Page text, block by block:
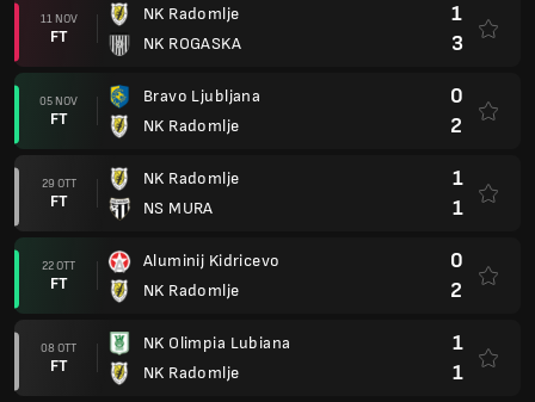
11 NOV
FT
NK Radomlje
NK ROGASKA
1
3
05 NOV
FT
Bravo Ljubljana
NK Radomlje
0
2
29 OTT
FT
NK Radomlje
NS MURA
1
1
22 OTT
FT
Aluminij Kidricevo
NK Radomlje
0
2
08 OTT
FT
NK Olimpia Lubiana
NK Radomlje
1
1